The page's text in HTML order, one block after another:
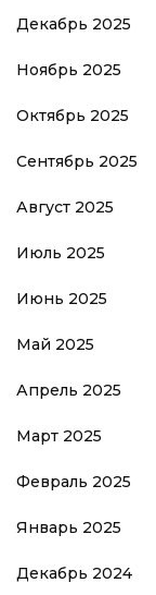
Декабрь 2025
Ноябрь 2025
Октябрь 2025
Сентябрь 2025
Август 2025
Июль 2025
Июнь 2025
Май 2025
Апрель 2025
Март 2025
Февраль 2025
Январь 2025
Декабрь 2024